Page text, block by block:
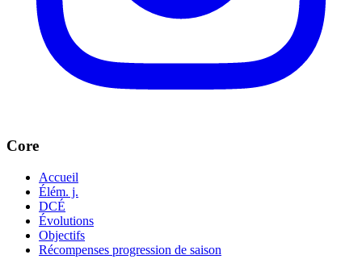
Core
Accueil
Élém. j.
DCÉ
Évolutions
Objectifs
Récompenses progression de saison